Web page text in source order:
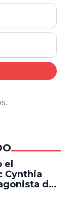
el
Cynthia
de
ser